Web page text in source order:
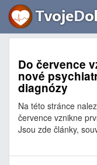
Do července
nové
diagnózy
Na této stránce
července vznikne
Jsou zde články,